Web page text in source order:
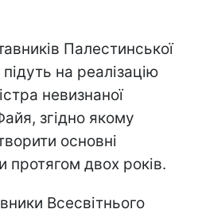
Палестинської
на реалізацію
невизнаної
згідно якому
основні
протягом двох років.
Всесвітнього